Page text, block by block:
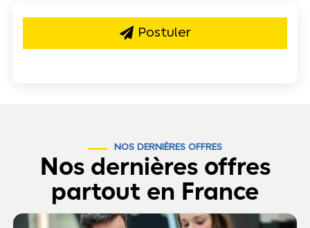
Postuler
NOS DERNIÈRES OFFRES
Nos dernières offres
partout en France